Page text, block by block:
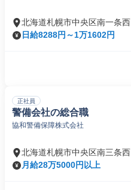
北海道札幌市中央区南一条西
日給8288円～1万1602円
正社員
警備会社の総合職
協和警備保障株式会社
北海道札幌市中央区南三条西
月給28万5000円以上